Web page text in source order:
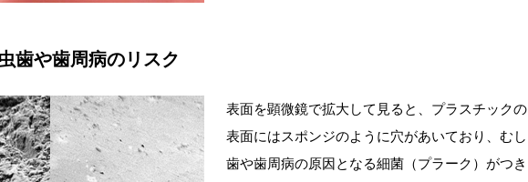
歯や歯周病のリスク
表面を顕微鏡で拡大して見ると、プラスチックの
表面にはスポンジのように穴があいており、むし
歯や歯周病の原因となる細菌（プラーク）がつき